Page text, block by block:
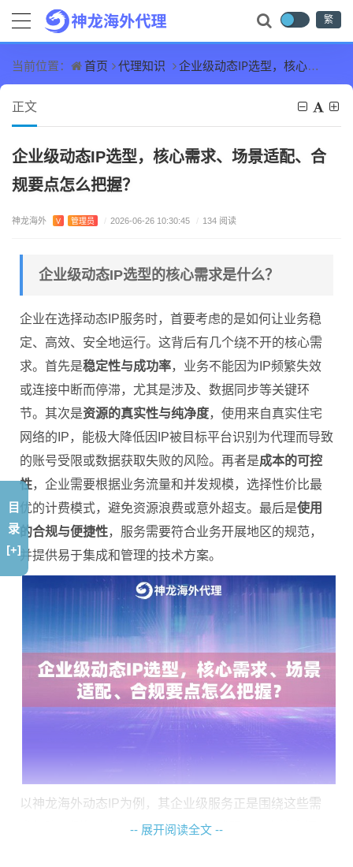
繁
当前位置： 首页 代理知识 企业级动态IP选型，核心需求、场景适配、合规要点怎么把握？
正文
企业级动态IP选型，核心需求、场景适配、合
规要点怎么把握？
神龙海外 V 管理员 / 2026-06-26 10:30:45 / 134 阅读
企业级动态IP选型的核心需求是什么？
企业在选择动态IP服务时，首要考虑的是如何让业务稳
定、高效、安全地运行。这背后有几个绕不开的核心需
求。首先是稳定性与成功率，业务不能因为IP频繁失效
或连接中断而停滞，尤其是涉及、数据同步等关键环
节。其次是资源的真实性与纯净度，使用来自真实住宅
网络的IP，能极大降低因IP被目标平台识别为代理而导致
的账号受限或数据获取失败的风险。再者是成本的可控
性，企业需要根据业务流量和并发规模，选择性价比最
优的计费模式，避免资源浪费或意外超支。最后是使用
的合规与便捷性，服务需要符合业务开展地区的规范，
并提供易于集成和管理的技术方案。
以神龙海外动态IP为例，其企业级服务正是围绕这些需
求构建。例如，其动态长效ISP住宅代理，IP直接来源于
-- 展开阅读全文 --
目
录
[+]